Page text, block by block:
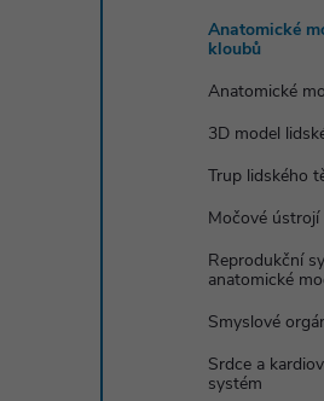
Anatomické
kloubů
Anatomické
3D model
Trup lidského
Močové ústrojí
Reprodukční
anatomické
Smyslové
Srdce a
systém